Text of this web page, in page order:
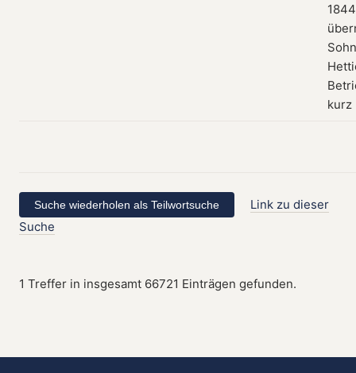
kurz
Link zu dieser
Suche
1 Treffer in insgesamt 66721 Einträgen gefunden.